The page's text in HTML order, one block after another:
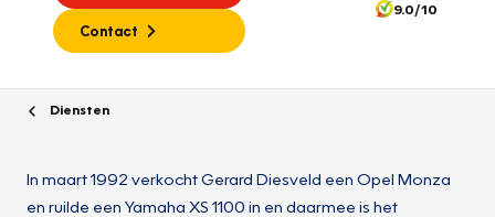
Contact
9.0/10
Diensten
In maart 1992 verkocht Gerard Diesveld een Opel Monza
en ruilde een Yamaha XS 1100 in en daarmee is het